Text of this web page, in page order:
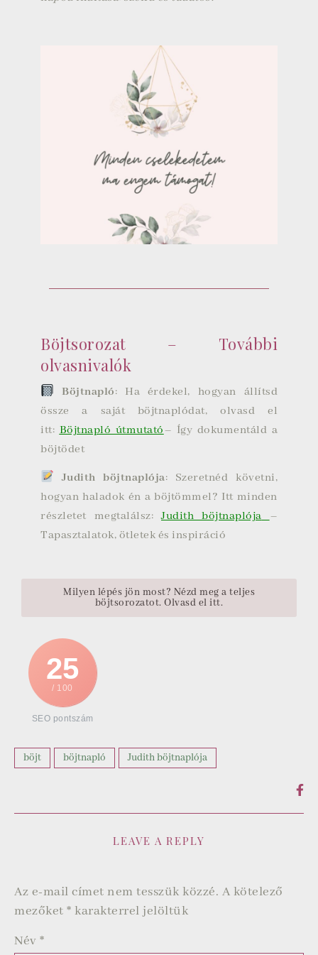
Böjtsorozat – További
olvasnivalók
Böjtnapló: Ha érdekel, hogyan állítsd
össze a saját böjtnaplódat, olvasd el
itt:Böjtnapló útmutató– Így dokumentáld a
böjtödet
Judith böjtnaplója: Szeretnéd követni,
hogyan haladok én a böjtömmel? Itt minden
részletet megtalálsz:Judith böjtnaplója –
Tapasztalatok, ötletek és inspiráció
Milyen lépés jön most? Nézd meg a teljes
böjtsorozatot. Olvasd el itt.
25
/ 100
SEO pontszám
böjt böjtnapló Judith böjtnaplója
LEAVE A REPLY
Az e-mail címet nem tesszük közzé. A kötelező
mezőket * karakterrel jelöltük
Név *